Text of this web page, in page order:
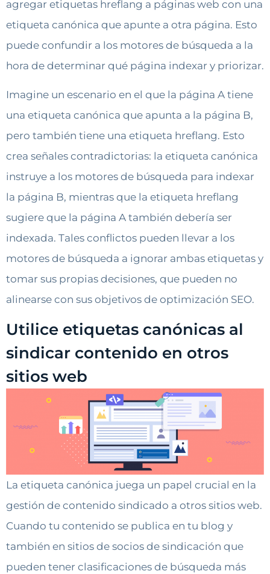
agregar etiquetas hreflang a páginas web con una
etiqueta canónica que apunte a otra página. Esto
puede confundir a los motores de búsqueda a la
hora de determinar qué página indexar y priorizar.
Imagine un escenario en el que la página A tiene
una etiqueta canónica que apunta a la página B,
pero también tiene una etiqueta hreflang. Esto
crea señales contradictorias: la etiqueta canónica
instruye a los motores de búsqueda para indexar
la página B, mientras que la etiqueta hreflang
sugiere que la página A también debería ser
indexada. Tales conflictos pueden llevar a los
motores de búsqueda a ignorar ambas etiquetas y
tomar sus propias decisiones, que pueden no
alinearse con sus objetivos de optimización SEO.
Utilice etiquetas canónicas al
sindicar contenido en otros
sitios web
La etiqueta canónica juega un papel crucial en la
gestión de contenido sindicado a otros sitios web.
Cuando tu contenido se publica en tu blog y
también en sitios de socios de sindicación que
pueden tener clasificaciones de búsqueda más